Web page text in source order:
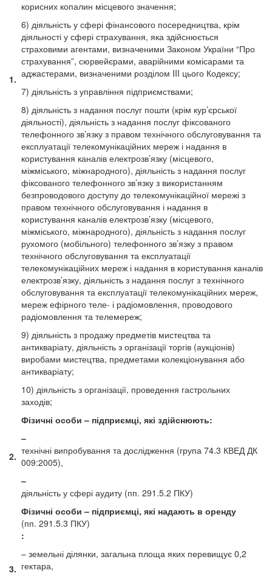
1.
корисних копалин місцевого значення;
6) діяльність у сфері фінансового посередництва, крім
діяльності у сфері страхування, яка здійснюється
страховими агентами, визначеними Законом України “Про
страхування”, сюрвейєрами, аварійними комісарами та
аджастерами, визначеними розділом III цього Кодексу;
7) діяльність з управління підприємствами;
8) діяльність з надання послуг пошти (крім кур’єрської
діяльності), діяльність з надання послуг фіксованого
телефонного зв’язку з правом технічного обслуговування та
експлуатації телекомунікаційних мереж і надання в
користування каналів електрозв’язку (місцевого,
міжміського, міжнародного), діяльність з надання послуг
фіксованого телефонного зв’язку з використанням
безпроводового доступу до телекомунікаційної мережі з
правом технічного обслуговування і надання в
користування каналів електрозв’язку (місцевого,
міжміського, міжнародного), діяльність з надання послуг
рухомого (мобільного) телефонного зв’язку з правом
технічного обслуговування та експлуатації
телекомунікаційних мереж і надання в користування каналів
електрозв’язку, діяльність з надання послуг з технічного
обслуговування та експлуатації телекомунікаційних мереж,
мереж ефірного теле- і радіомовлення, проводового
радіомовлення та телемереж;
9) діяльність з продажу предметів мистецтва та
антикваріату, діяльність з організації торгів (аукціонів)
виробами мистецтва, предметами колекціонування або
антикваріату;
10) діяльність з організації, проведення гастрольних
заходів;
2.
Фізичні особи – підприємці, які здійснюють:
–
технічні випробування та дослідження (група 74.3 КВЕД ДК
009:2005),
–
діяльність у сфері аудиту (пп. 291.5.2 ПКУ)
3.
Фізичні особи – підприємці, які надають в оренду
(пп. 291.5.3 ПКУ)
:
– земельні ділянки, загальна площа яких перевищує 0,2
гектара,